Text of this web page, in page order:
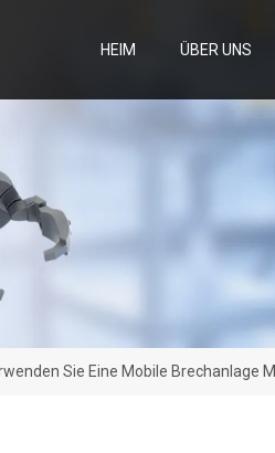
HEIM ÜBER UNS
Sie Eine Mobile Brechanlage